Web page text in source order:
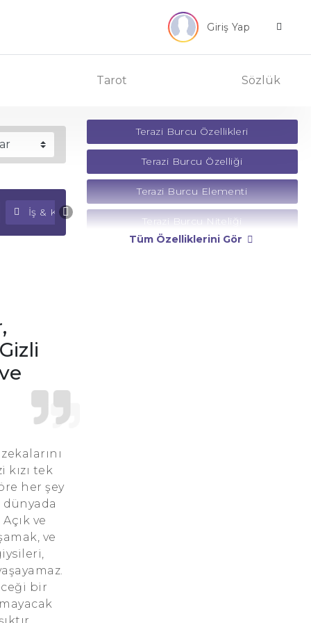
Giriş Yap
Tarot Sözlük
İş & Kariyer Falı Para Falı
tek
her şey
dünyada
ve
ve
bir
Terazi Burcu Özellikleri
Terazi Burcu Özelliği
Terazi Burcu Elementi
Terazi Burcu Niteliği
Tüm Özelliklerini Gör